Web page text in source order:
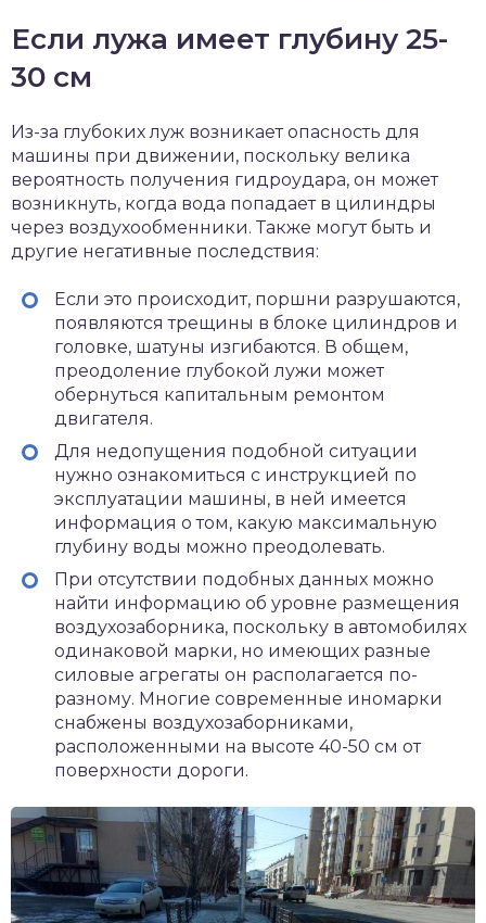
Если лужа имеет глубину 25-
30 см
Из-за глубоких луж возникает опасность для
машины при движении, поскольку велика
вероятность получения гидроудара, он может
возникнуть, когда вода попадает в цилиндры
через воздухообменники. Также могут быть и
другие негативные последствия:
Если это происходит, поршни разрушаются,
появляются трещины в блоке цилиндров и
головке, шатуны изгибаются. В общем,
преодоление глубокой лужи может
обернуться капитальным ремонтом
двигателя.
Для недопущения подобной ситуации
нужно ознакомиться с инструкцией по
эксплуатации машины, в ней имеется
информация о том, какую максимальную
глубину воды можно преодолевать.
При отсутствии подобных данных можно
найти информацию об уровне размещения
воздухозаборника, поскольку в автомобилях
одинаковой марки, но имеющих разные
силовые агрегаты он располагается по-
разному. Многие современные иномарки
снабжены воздухозаборниками,
расположенными на высоте 40-50 см от
поверхности дороги.